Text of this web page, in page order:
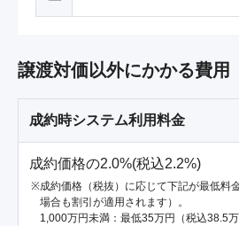
譲渡対価以外にかかる費用
成約時システム利用料金
成約価格の2.0%(税込2.2%)
成約価格（税抜）に応じて下記が最低料
場合も割引が適用されます）。
1,000万円未満：最低35万円（税込38.5万